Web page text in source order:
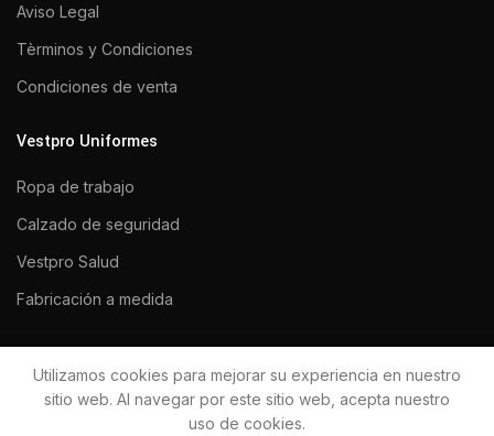
Aviso Legal
Tèrminos y Condiciones
Condiciones de venta
Vestpro Uniformes
Ropa de trabajo
Calzado de seguridad
Vestpro Salud
Fabricación a medida
VESTPRO UNIFORMES 2020Todos los derechos reservados.
Utilizamos cookies para mejorar su experiencia en nuestro
sitio web. Al navegar por este sitio web, acepta nuestro
uso de cookies.